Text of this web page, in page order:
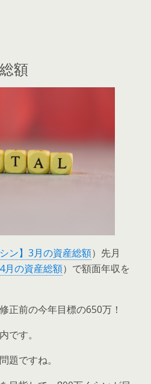
額
ン】3月の資産総額）先月
月の資産総額）で額面年収を
正前の今年目標の650万！
です。
題ですね。